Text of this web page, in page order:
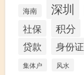
海南 深圳
社保 积分
贷款 身份证
集体户 风水